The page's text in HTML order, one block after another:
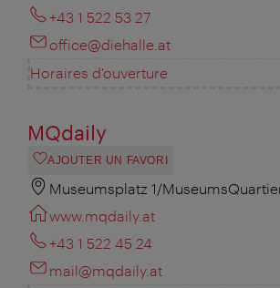
+43 1 522 53 27
office@diehalle.at
Horaires d'ouverture
MQdaily
AJOUTER UN FAVORI
Museumsplatz 1/
www.mqdaily.at
+43 1 522 45 24
mail@mqdaily.at